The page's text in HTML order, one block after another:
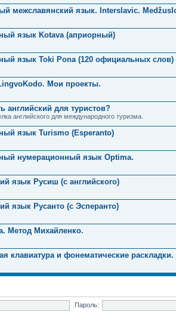
межславянский язык. Interslavic.
язык Kotava (априорный)
язык Toki Pona (120 официальных слов)
Мои проекты.
английский для туристов?
английского для международного туризма.
язык Turismo (Esperanto)
нумерационный язык Optima.
язык Русиш (с английского)
язык Русанто (с Эсперанто)
Метод Михайленко.
клавиатура и фонематические раскладки.
Пароль: